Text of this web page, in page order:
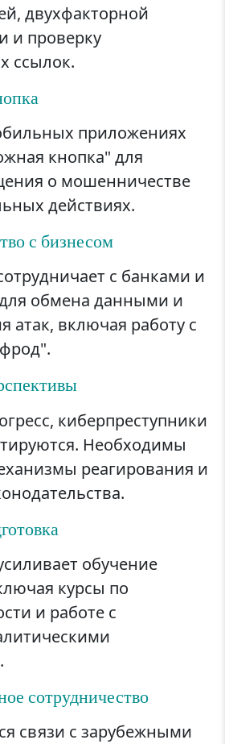
двухфакторной
и проверку
ссылок.
приложениях
кнопка" для
о мошенничестве
действиях.
с бизнесом
с банками и
обмена данными и
атак, включая работу с
киберпреступники
Необходимы
реагирования и
обучение
курсы по
и работе с
сотрудничество
связи с зарубежными